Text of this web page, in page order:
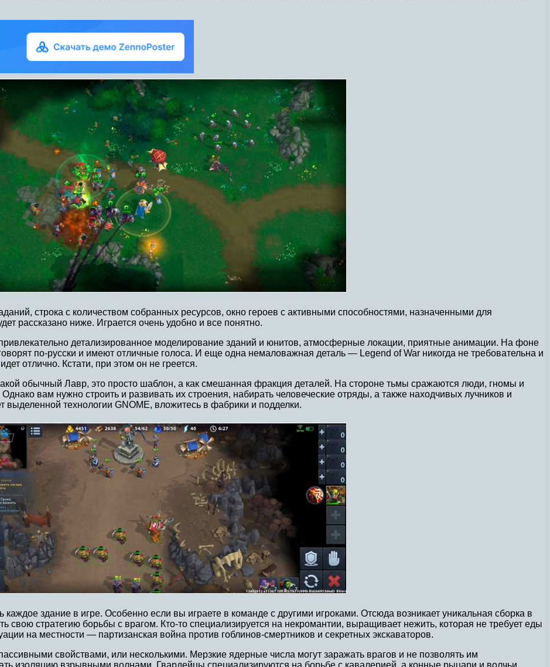
строка с количеством собранных ресурсов, окно героев с активными способностями, назначенными для
рассказано ниже. Играется очень удобно и все понятно.
детализированное моделирование зданий и юнитов, атмосферные локации, приятные анимации. На фоне
по-русски и имеют отличные голоса. И еще одна немаловажная деталь — Legend of War никогда не требовательна и
отлично. Кстати, при этом он не греется.
обычный Лавр, это просто шаблон, а как смешанная фракция деталей. На стороне тьмы сражаются люди, гномы и
вам нужно строить и развивать их строения, набирать человеческие отряды, а также находчивых лучников и
технологии GNOME, вложитесь в фабрики и подделки.
здание в игре. Особенно если вы играете в команде с другими игроками. Отсюда возникает уникальная сборка в
свою стратегию борьбы с врагом. Кто-то специализируется на некромантии, выращивает нежить, которая не требует еды
на местности — партизанская война против гоблинов-смертников и секретных экскаваторов.
свойствами, или несколькими. Мерзкие ядерные числа могут заражать врагов и не позволять им
изоляцию взрывными волнами. Гвардейцы специализируются на борьбе с кавалерией, а конные рыцари и волчьи